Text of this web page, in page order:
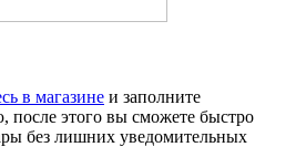
в магазине и заполните
этого вы сможете быстро
без лишних уведомительных